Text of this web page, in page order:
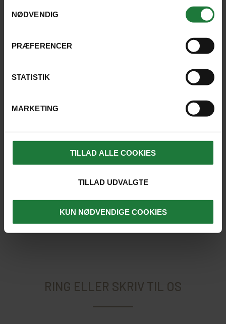
NØDVENDIG
PRÆFERENCER
STATISTIK
MARKETING
TILLAD ALLE COOKIES
TILLAD UDVALGTE
KUN NØDVENDIGE COOKIES
Udflugtspakke til Mageløse:
Vandretur i Ubud Cykeltur udenfor
SE UDFLUGT
RING ELLER SKRIV TIL OS